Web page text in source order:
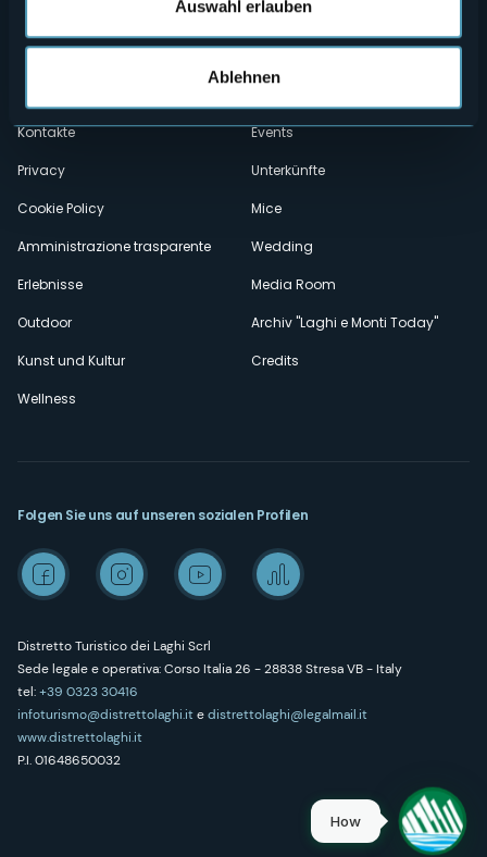
Auswahl erlauben
Ablehnen
secondario
Wer sind wir?
Kontakte
Privacy
Cookie Policy
Amministrazione trasparente
Erlebnisse
Outdoor
Kunst und Kultur
Wellness
Events
Unterkünfte
Mice
Wedding
Media Room
Archiv "Laghi e Monti Today"
Credits
Distretto Turistico dei Laghi Scrl
Sede legale e operativa: Corso Italia 26 - 28838 Stresa VB - Italy
tel:+39 0323 30416
infoturismo@distrettolaghi.itedistrettolaghi@legalmail.it
www.distrettolaghi.it
P.I. 01648650032
Folgen Sie uns auf unseren sozialen Profilen